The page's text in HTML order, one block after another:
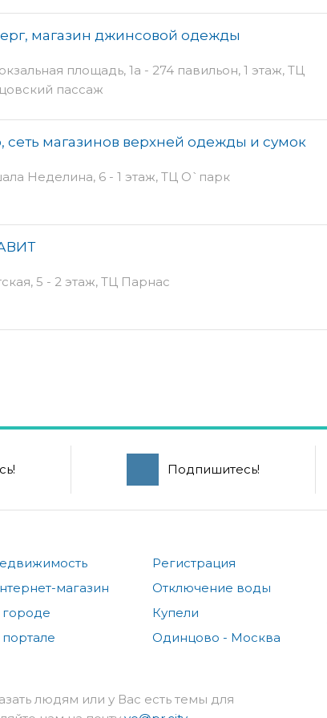
магазин джинсовой одежды
площадь, 1а - 274 павильон, 1 этаж, ТЦ
пассаж
сеть магазинов верхней одежды и сумок
Неделина, 6 - 1 этаж, ТЦ О`парк
5 - 2 этаж, ТЦ Парнас
Подпишитесь!
магазин
Регистрация
Отключение воды
Купели
Одинцово - Москва
людям или у Вас есть темы для